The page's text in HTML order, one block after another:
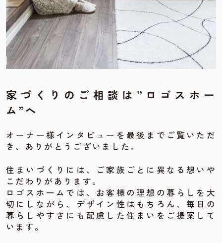
家づくりのご相談は”ロゴスホー
ム”へ
オーナー様インタビューを最後までご覧いただ
き、ありがとうございました。
住まいづくりには、ご家族ごとに異なる想いや
こだわりがあります。
ロゴスホームでは、お客様の理想の暮らしを大
切にしながら、デザイン性はもちろん、毎日の
暮らしやすさにも配慮した住まいをご提案して
います。